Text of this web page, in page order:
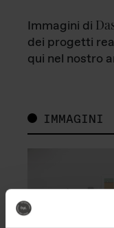
Immagini di
dei progetti
qui nel nostro
IMMAGINI